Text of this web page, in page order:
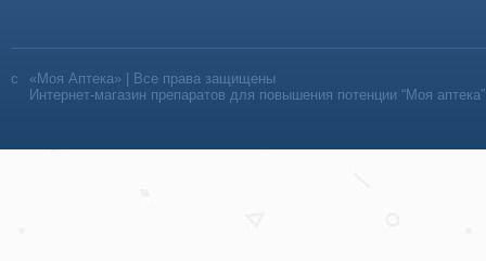
«Моя Аптека» | Все права защищены
Интернет-магазин препаратов для повышения потенции “Моя